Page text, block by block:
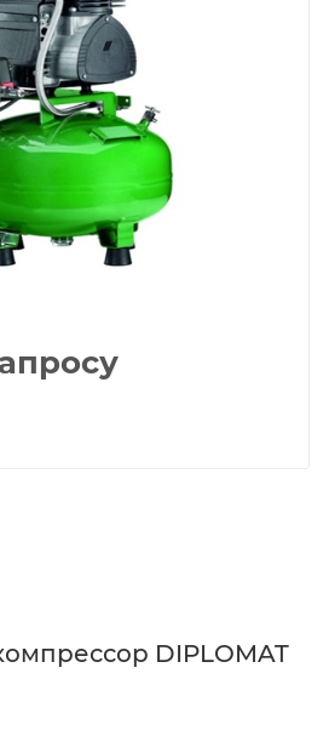
DIPLOMAT